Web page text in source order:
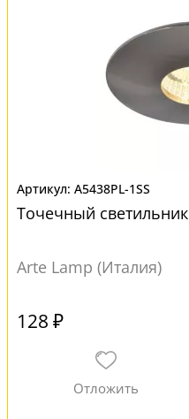
A5438PL-1SS
Точечный светильник
Arte Lamp (Италия)
128 ₽